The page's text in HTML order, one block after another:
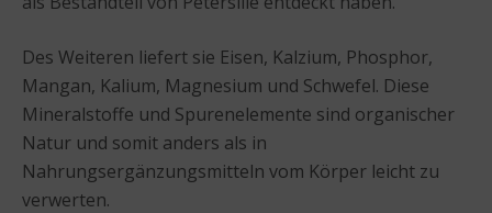
Des Weiteren liefert sie Eisen, Kalzium, Phosphor,
Mangan, Kalium, Magnesium und Schwefel. Diese
Mineralstoffe und Spurenelemente sind organischer
Natur und somit anders als in
Nahrungsergänzungsmitteln vom Körper leicht zu
verwerten.